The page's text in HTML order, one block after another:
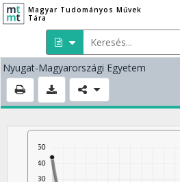
Magyar Tudományos Művek
Tára
Nyugat-Magyarországi Egyetem